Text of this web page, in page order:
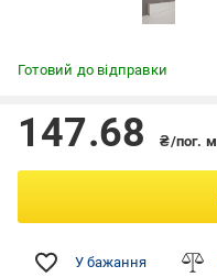
Готовий до відправки
147.68 ₴/пог. м
У бажання